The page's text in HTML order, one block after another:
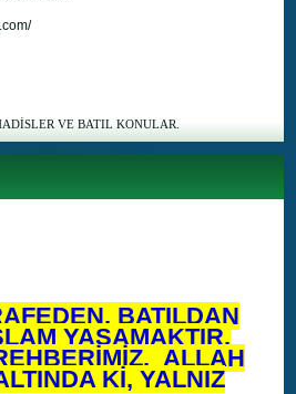
BATILDAN
YAŞAMAKTIR.
ALLAH
Kİ, YALNIZ
VE BATIL KONULAR.